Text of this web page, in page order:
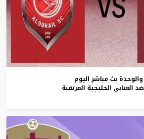
والوحدة بث مباشر اليوم
ضد العنابي الخليجية المرتقبة